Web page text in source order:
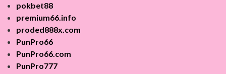
pokbet88
premium66.info
proded888x.com
PunPro66
PunPro66.com
PunPro777